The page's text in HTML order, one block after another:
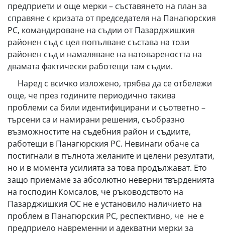
предприети и още мерки – съставянето на план за
справяне с кризата от председателя на Панагюрския
РС, командироване на съдии от Пазарджишкия
районен съд с цел попълване състава на този
районен съд и намаляване на натовареността на
двамата фактически работещи там съдии.
Наред с всичко изложено, трябва да се отбележи
още, че през годините периодично такива
проблеми са били идентифицирани и съответно –
търсени са и намирани решения, съобразно
възможностите на съдебния район и съдиите,
работещи в Панагюрския РС. Невинаги обаче са
постигнали в пълнота желаните и целени резултати,
но и в момента усилията за това продължават. Ето
защо приемаме за абсолютно неверни твърденията
на господин Комсалов, че ръководството на
Пазарджишкия ОС не е установило наличието на
проблем в Панагюрския РС, респективно, че не е
предприело навременни и адекватни мерки за